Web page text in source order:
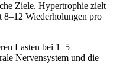
Ziele. Hypertrophie zielt
8–12 Wiederholungen pro
Lasten bei 1–5
Nervensystem und die